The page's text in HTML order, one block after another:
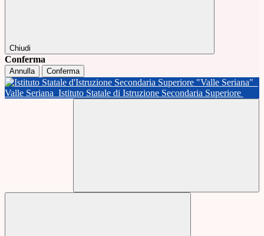
Chiudi
Conferma
Annulla Conferma
Valle Seriana Istituto Statale di Istruzione Secondaria Superiore